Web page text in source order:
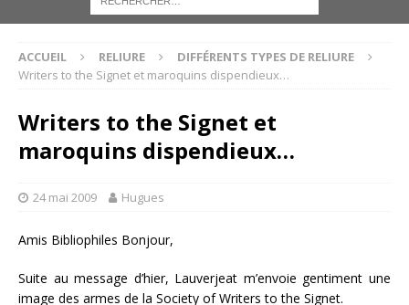
ACCUEIL RELIURE
DIFFÉRENTS TYPES DE RELIURE
Writers to the Signet et maroquins dispendieux…
Writers to the Signet et
maroquins dispendieux…
24 mai 2009 Hugues
Amis Bibliophiles Bonjour,
Suite au message d’hier, Lauverjeat m’envoie gentiment une
image des armes de la Society of Writers to the Signet.